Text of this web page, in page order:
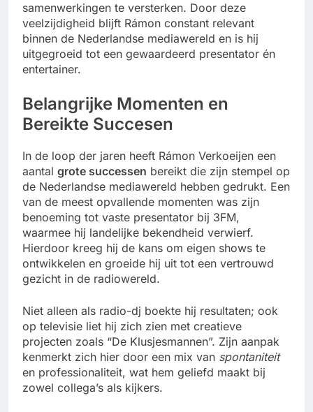
samenwerkingen te versterken. Door deze
veelzijdigheid blijft Rámon constant relevant
binnen de Nederlandse mediawereld en is hij
uitgegroeid tot een gewaardeerd presentator én
entertainer.
Belangrijke Momenten en
Bereikte Succesen
In de loop der jaren heeft Rámon Verkoeijen een
aantal grote successen bereikt die zijn stempel op
de Nederlandse mediawereld hebben gedrukt. Een
van de meest opvallende momenten was zijn
benoeming tot vaste presentator bij 3FM,
waarmee hij landelijke bekendheid verwierf.
Hierdoor kreeg hij de kans om eigen shows te
ontwikkelen en groeide hij uit tot een vertrouwd
gezicht in de radiowereld.
Niet alleen als radio-dj boekte hij resultaten; ook
op televisie liet hij zich zien met creatieve
projecten zoals “De Klusjesmannen”. Zijn aanpak
kenmerkt zich hier door een mix van spontaniteit
en professionaliteit, wat hem geliefd maakt bij
zowel collega’s als kijkers.